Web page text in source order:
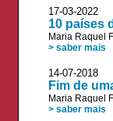
17-03-
10 países
Maria Raquel
> saber mais
14-07-
Fim de
Maria Raquel
> saber mais